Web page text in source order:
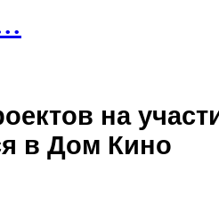
на
в Дом Кино